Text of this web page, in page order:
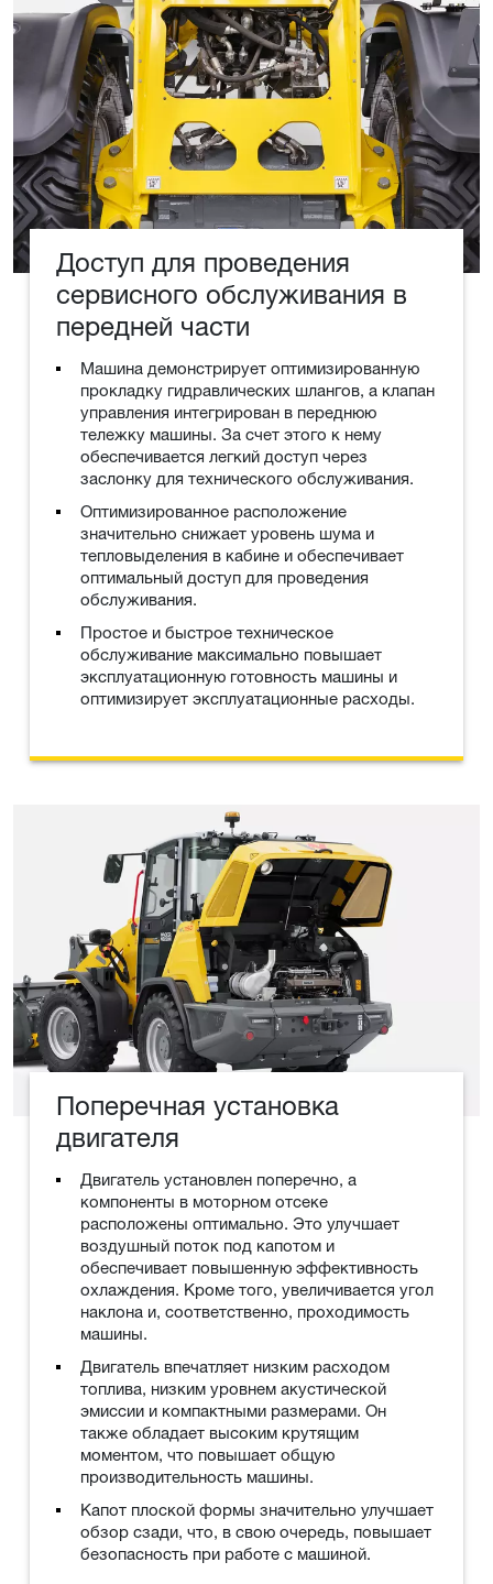
Доступ для проведения
сервисного обслуживания в
передней части
Машина демонстрирует оптимизированную
прокладку гидравлических шлангов, а клапан
управления интегрирован в переднюю
тележку машины. За счет этого к нему
обеспечивается легкий доступ через
заслонку для технического обслуживания.
Оптимизированное расположение
значительно снижает уровень шума и
тепловыделения в кабине и обеспечивает
оптимальный доступ для проведения
обслуживания.
Простое и быстрое техническое
обслуживание максимально повышает
эксплуатационную готовность машины и
оптимизирует эксплуатационные расходы.
Поперечная установка
двигателя
Двигатель установлен поперечно, а
компоненты в моторном отсеке
расположены оптимально. Это улучшает
воздушный поток под капотом и
обеспечивает повышенную эффективность
охлаждения. Кроме того, увеличивается угол
наклона и, соответственно, проходимость
машины.
Двигатель впечатляет низким расходом
топлива, низким уровнем акустической
эмиссии и компактными размерами. Он
также обладает высоким крутящим
моментом, что повышает общую
производительность машины.
Капот плоской формы значительно улучшает
обзор сзади, что, в свою очередь, повышает
безопасность при работе с машиной.